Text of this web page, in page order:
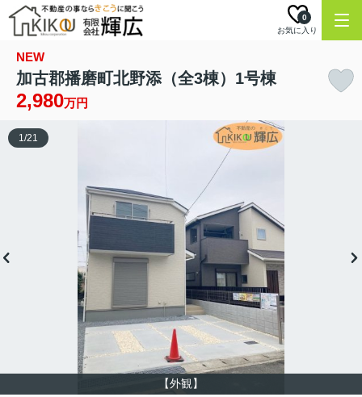
お気に入り
0
NEW
加古郡播磨町北野添（全3棟）1号棟
2,980万円
【外観】
1/21